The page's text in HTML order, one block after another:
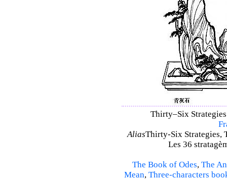
Thirty–Six
AliasThirty-Six Strategies,
Les 36
The Book of Odes, The
Mean, Three-characters